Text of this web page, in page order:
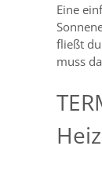
Eine
fließt
muss